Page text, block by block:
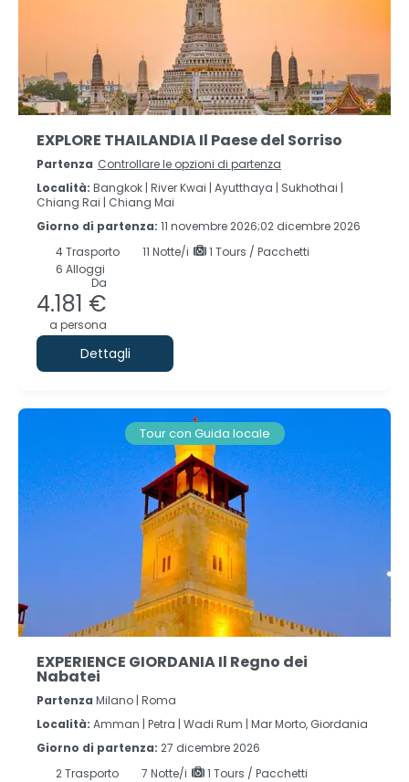
EXPLORE THAILANDIA Il Paese del Sorriso
Partenza Controllare le opzioni di partenza
Località: Bangkok | River Kwai | Ayutthaya | Sukhothai |
Chiang Rai | Chiang Mai
Giorno di partenza: 11 novembre 2026;02 dicembre 2026
4Trasporto 11 Notte/i
1 Tours / Pacchetti
6 Alloggi
Da
4.181 €
a persona
Dettagli
Tour con Guida locale
EXPERIENCE GIORDANIA Il Regno dei
Nabatei
Partenza Milano | Roma
Località: Amman | Petra | Wadi Rum | Mar Morto, Giordania
Giorno di partenza: 27 dicembre 2026
2Trasporto 7 Notte/i
1 Tours / Pacchetti